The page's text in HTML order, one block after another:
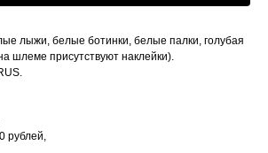
лыжи, белые ботинки, белые палки, голубая
шлеме присутствуют наклейки).
рублей,